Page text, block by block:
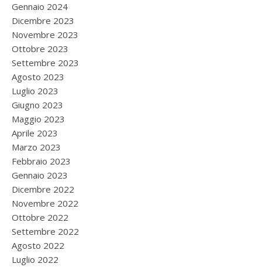
Gennaio 2024
Dicembre 2023
Novembre 2023
Ottobre 2023
Settembre 2023
Agosto 2023
Luglio 2023
Giugno 2023
Maggio 2023
Aprile 2023
Marzo 2023
Febbraio 2023
Gennaio 2023
Dicembre 2022
Novembre 2022
Ottobre 2022
Settembre 2022
Agosto 2022
Luglio 2022